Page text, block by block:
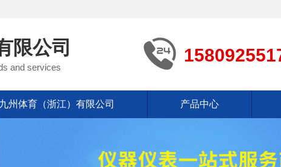
限公司
and services
九州体育（浙江）有限公司 产品中心